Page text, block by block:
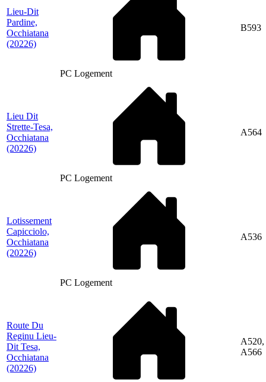
Lieu-Dit
Pardine,
Occhiatana
(20226)
PC Logement
B593
Lieu Dit
Strette-Tesa,
Occhiatana
(20226)
PC Logement
A564
Lotissement
Capicciolo,
Occhiatana
(20226)
PC Logement
A536
Route Du
Reginu Lieu-
Dit Tesa,
Occhiatana
(20226)
A520,
A566